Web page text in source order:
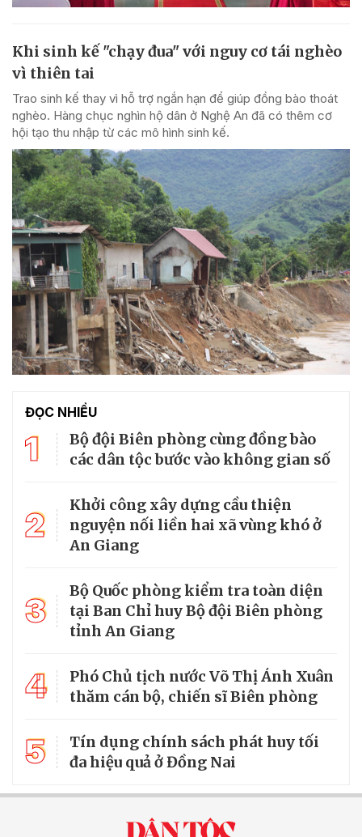
Khi sinh kế "chạy đua" với nguy cơ tái nghèo
vì thiên tai
Trao sinh kế thay vì hỗ trợ ngắn hạn để giúp đồng bào thoát
nghèo. Hàng chục nghìn hộ dân ở Nghệ An đã có thêm cơ
hội tạo thu nhập từ các mô hình sinh kế.
ĐỌC NHIỀU
1
Bộ đội Biên phòng cùng đồng bào
các dân tộc bước vào không gian số
2
Khởi công xây dựng cầu thiện
nguyện nối liền hai xã vùng khó ở
An Giang
3
Bộ Quốc phòng kiểm tra toàn diện
tại Ban Chỉ huy Bộ đội Biên phòng
tỉnh An Giang
4
Phó Chủ tịch nước Võ Thị Ánh Xuân
thăm cán bộ, chiến sĩ Biên phòng
5
Tín dụng chính sách phát huy tối
đa hiệu quả ở Đồng Nai